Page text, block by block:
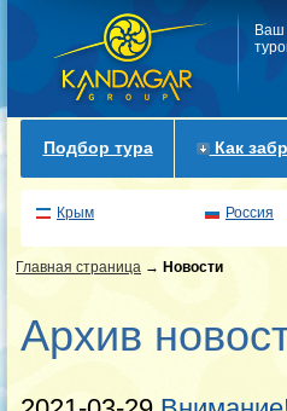
Ваш
Подбор тура Как
Крым Россия
Главная страница → Новости
Архив